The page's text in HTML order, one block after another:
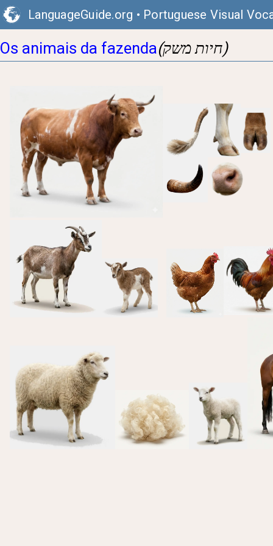
LanguageGuide.org • Portuguese Visual
Os animais da fazenda (חיות משק)